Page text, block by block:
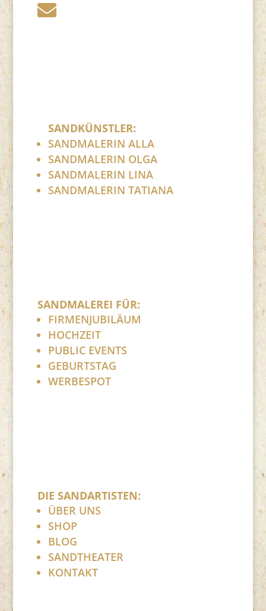

SANDKÜNSTLER:
SANDMALERIN ALLA
SANDMALERIN OLGA
SANDMALERIN LINA
SANDMALERIN TATIANA
SANDMALEREI FÜR:
FIRMENJUBILÄUM
HOCHZEIT
PUBLIC EVENTS
GEBURTSTAG
WERBESPOT
DIE SANDARTISTEN:
ÜBER UNS
SHOP
BLOG
SANDTHEATER
KONTAKT